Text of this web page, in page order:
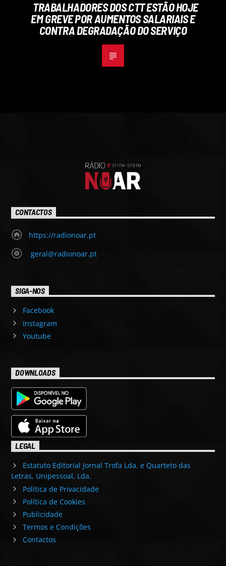
TRABALHADORES DOS CTT ESTÃO HOJE
EM GREVE POR AUMENTOS SALARIAIS E
CONTRA DEGRADAÇÃO DO SERVIÇO
CONTACTOS
https://radionoar.pt
geral@radionoar.pt
SIGA-NOS
Facebook
Instagram
Youtube
DOWNLOADS
LEGAL
Estatuto Editorial Jornal Trofa Lda. e Quarteto das
Letras, Unipessoal, Lda.
Política de Privacidade
Política de Cookies
Publicidade
Termos e Condições
Contactos